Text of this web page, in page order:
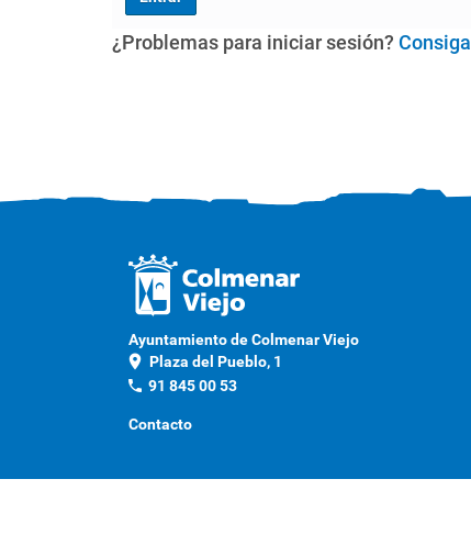
¿Problemas para iniciar sesión?
Ayuntamiento de Colmenar Viejo
location_on Plaza del Pueblo, 1
phone 91 845 00 53
Contacto